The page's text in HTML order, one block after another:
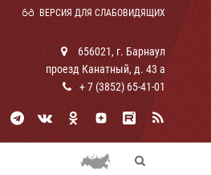
ВЕРСИЯ ДЛЯ СЛАБОВИДЯЩИХ
656021, г. Барнаул
проезд Канатный, д. 43 а
+ 7 (3852) 65-41-01